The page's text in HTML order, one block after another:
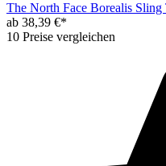
The North Face Borealis
ab 38,39 €*
10 Preise vergleichen